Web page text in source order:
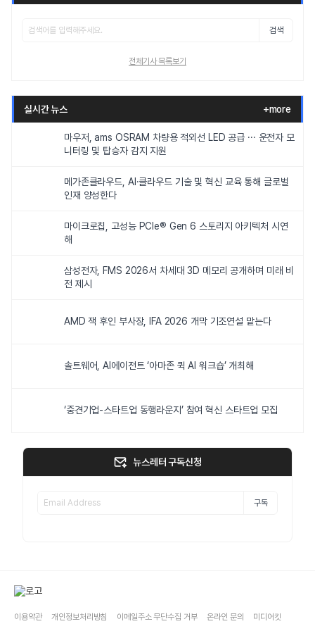
검색
전체기사 목록보기
실시간 뉴스 +more
마우저, ams OSRAM 차량용 적외선 LED 공급 ··· 운전자 모
니터링 및 탑승자 감지 지원
메가존클라우드, AI·클라우드 기술 및 혁신 교육 통해 글로벌
인재 양성한다
마이크로칩, 고성능 PCIe® Gen 6 스토리지 아키텍처 시연
해
삼성전자, FMS 2026서 차세대 3D 메모리 공개하며 미래 비
전 제시
AMD 잭 후인 부사장, IFA 2026 개막 기조연설 맡는다
솔트웨어, AI에이전트 ‘아마존 퀵 AI 워크숍’ 개최해
‘중견기업-스타트업 동행라운지’ 참여 혁신 스타트업 모집
뉴스레터 구독신청
구독
이용약관 개인정보처리방침 이메일주소 무단수집 거부 온라인 문의 미디어킷